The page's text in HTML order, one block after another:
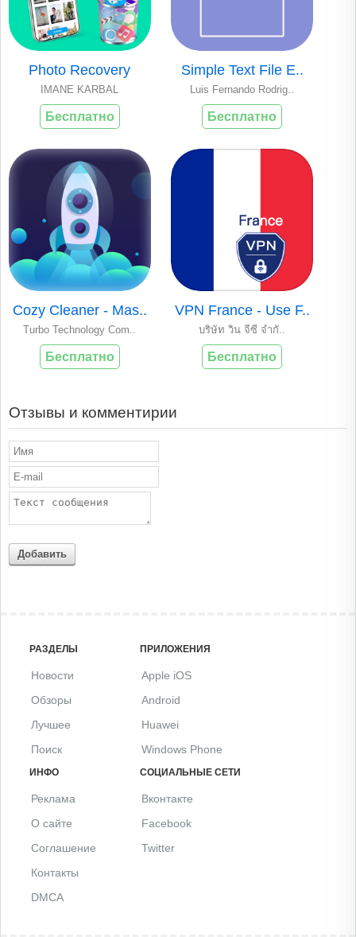
Photo Recovery
IMANE KARBAL
Бесплатно
Simple Text File E..
Luis Fernando Rodrig..
Бесплатно
Cozy Cleaner - Mas..
Turbo Technology Com..
Бесплатно
VPN France - Use F..
บริษัท วิน จีซี จำกั..
Бесплатно
Отзывы и комментирии
Добавить
РАЗДЕЛЫ
Новости
Обзоры
Лучшее
Поиск
ПРИЛОЖЕНИЯ
Apple iOS
Android
Huawei
Windows Phone
ИНФО
Реклама
О сайте
Соглашение
Контакты
DMCA
СОЦИАЛЬНЫЕ СЕТИ
Вконтакте
Facebook
Twitter